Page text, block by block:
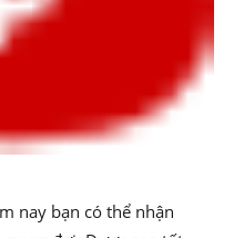
nay bạn có thể nhận